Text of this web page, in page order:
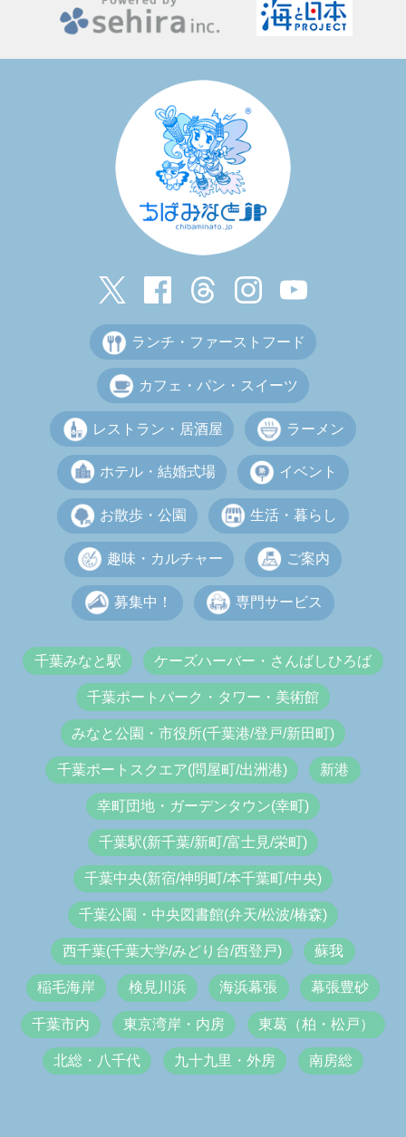
ランチ・ファーストフード
カフェ・パン・スイーツ
レストラン・居酒屋 ラーメン
ホテル・結婚式場 イベント
お散歩・公園 生活・暮らし
趣味・カルチャー ご案内
募集中！ 専門サービス
千葉みなと駅 ケーズハーバー・さんばしひろば
千葉ポートパーク・タワー・美術館
みなと公園・市役所(千葉港/登戸/新田町)
千葉ポートスクエア(問屋町/出洲港) 新港
幸町団地・ガーデンタウン(幸町)
千葉駅(新千葉/新町/富士見/栄町)
千葉中央(新宿/神明町/本千葉町/中央)
千葉公園・中央図書館(弁天/松波/椿森)
西千葉(千葉大学/みどり台/西登戸) 蘇我
稲毛海岸 検見川浜 海浜幕張 幕張豊砂
千葉市内 東京湾岸・内房 東葛（柏・松戸）
北総・八千代 九十九里・外房 南房総